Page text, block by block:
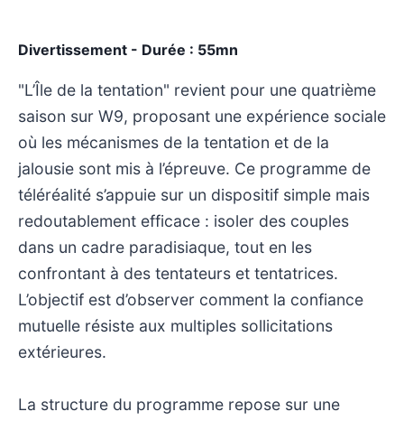
Divertissement - Durée : 55mn
"L’Île de la tentation" revient pour une quatrième
saison sur W9, proposant une expérience sociale
où les mécanismes de la tentation et de la
jalousie sont mis à l’épreuve. Ce programme de
téléréalité s’appuie sur un dispositif simple mais
redoutablement efficace : isoler des couples
dans un cadre paradisiaque, tout en les
confrontant à des tentateurs et tentatrices.
L’objectif est d’observer comment la confiance
mutuelle résiste aux multiples sollicitations
extérieures.
La structure du programme repose sur une